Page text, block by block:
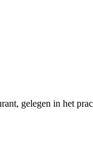
gelegen in het